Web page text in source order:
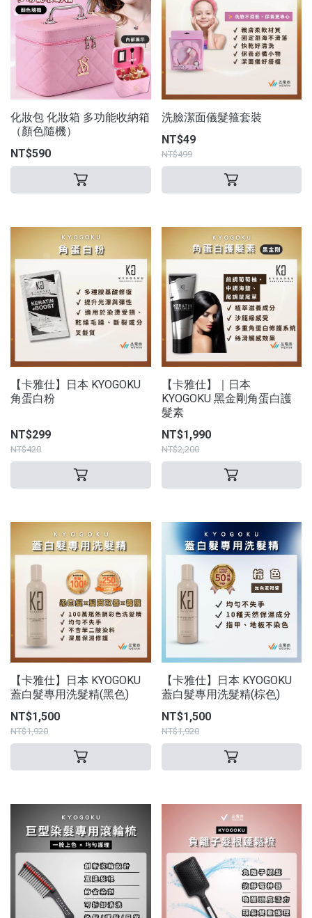
化妝包 化妝箱 多功能收納箱
（顏色隨機）
NT$590
洗臉潔面儀髮箍套裝
NT$49
NT$499
【卡雅仕】日本 KYOGOKU
角蛋白粉
NT$299
NT$420
【卡雅仕】｜日本
KYOGOKU 黑金剛角蛋白護
髮素
NT$1,990
NT$2,200
【卡雅仕】日本 KYOGOKU
蓋白髮專用洗髮精(黑色)
NT$1,500
NT$1,920
【卡雅仕】日本 KYOGOKU
蓋白髮專用洗髮精(棕色)
NT$1,500
NT$1,920